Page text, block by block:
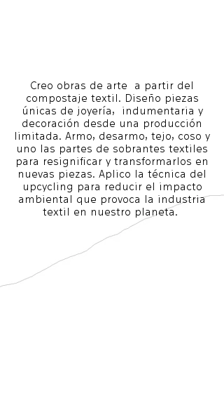
Creo obras de arte a partir del
compostaje textil. Diseño piezas
únicas de joyería, indumentaria y
decoración desde una producción
limitada. Armo, desarmo, tejo, coso y
uno las partes de sobrantes textiles
para resignificar y transformarlos en
nuevas piezas. Aplico la técnica del
upcycling para reducir el impacto
ambiental que provoca la industria
textil en nuestro planeta.